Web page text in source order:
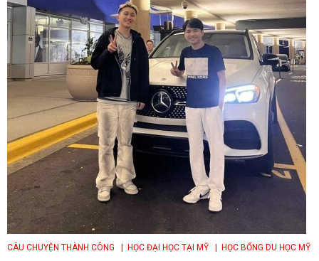
CÂU CHUYỆN THÀNH CÔNG | HỌC ĐẠI HỌC TẠI MỸ | HỌC BỔNG DU HỌC MỸ